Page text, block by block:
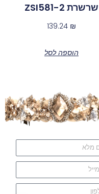
שרשרת ZSI581-2
139.24 ₪
הוספה לסל